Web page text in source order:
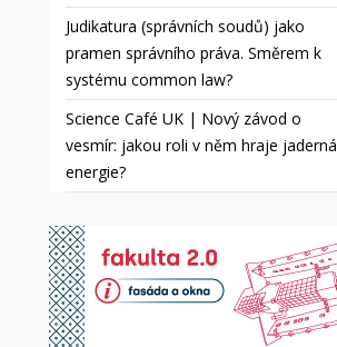
Judikatura (správních soudů) jako
pramen správního práva. Směrem k
systému common law?
Science Café UK | Nový závod o
vesmír: jakou roli v něm hraje jaderná
energie?